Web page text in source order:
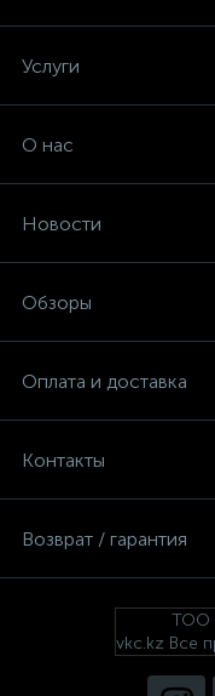
Услуги
О нас
Новости
Обзоры
Оплата и доставка
Контакты
Возврат / гарантия
ТОО
vkc.kz Все